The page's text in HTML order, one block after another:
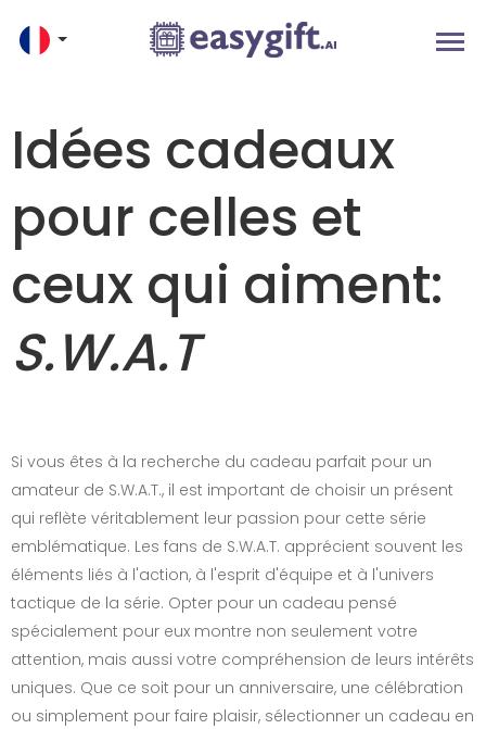
Idées cadeaux
pour celles et
ceux qui aiment:
S.W.A.T
Si vous êtes à la recherche du cadeau parfait pour un
amateur de S.W.A.T., il est important de choisir un présent
qui reflète véritablement leur passion pour cette série
emblématique. Les fans de S.W.A.T. apprécient souvent les
éléments liés à l'action, à l'esprit d'équipe et à l'univers
tactique de la série. Opter pour un cadeau pensé
spécialement pour eux montre non seulement votre
attention, mais aussi votre compréhension de leurs intérêts
uniques. Que ce soit pour un anniversaire, une célébration
ou simplement pour faire plaisir, sélectionner un cadeau en